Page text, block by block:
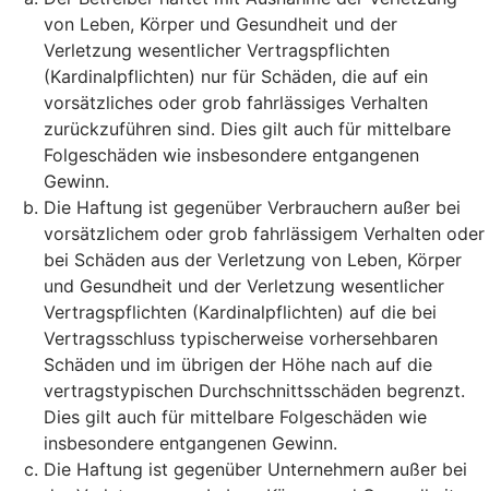
von Leben, Körper und Gesundheit und der
Verletzung wesentlicher Vertragspflichten
(Kardinalpflichten) nur für Schäden, die auf ein
vorsätzliches oder grob fahrlässiges Verhalten
zurückzuführen sind. Dies gilt auch für mittelbare
Folgeschäden wie insbesondere entgangenen
Gewinn.
Die Haftung ist gegenüber Verbrauchern außer bei
vorsätzlichem oder grob fahrlässigem Verhalten oder
bei Schäden aus der Verletzung von Leben, Körper
und Gesundheit und der Verletzung wesentlicher
Vertragspflichten (Kardinalpflichten) auf die bei
Vertragsschluss typischerweise vorhersehbaren
Schäden und im übrigen der Höhe nach auf die
vertragstypischen Durchschnittsschäden begrenzt.
Dies gilt auch für mittelbare Folgeschäden wie
insbesondere entgangenen Gewinn.
Die Haftung ist gegenüber Unternehmern außer bei